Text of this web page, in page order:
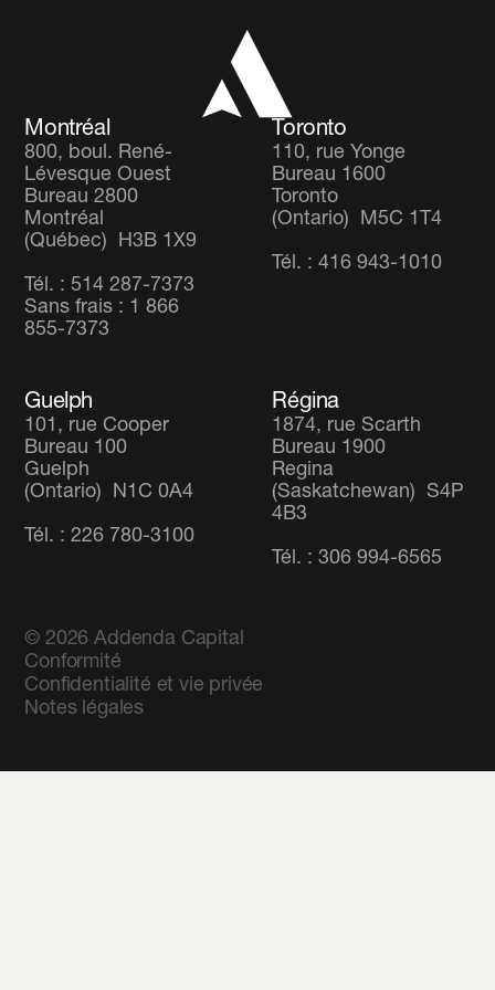
Fonds Équilibré Mondial
Fonds d’actions Diversifié Mondial
Montréal
800, boul. René-
Lévesque Ouest
Bureau 2800
Montréal
(Québec) H3B 1X9
Tél. : 514 287-7373
Sans frais : 1 866
855-7373
Toronto
110, rue Yonge
Bureau 1600
Toronto
(Ontario) M5C 1T4
Tél. : 416 943-1010
Guelph
101, rue Cooper
Bureau 100
Guelph
(Ontario) N1C 0A4
Tél. : 226 780-3100
Régina
1874, rue Scarth
Bureau 1900
Regina
(Saskatchewan) S4P
4B3
Tél. : 306 994-6565
© 2026 Addenda Capital
Conformité
Confidentialité et vie privée
Notes légales